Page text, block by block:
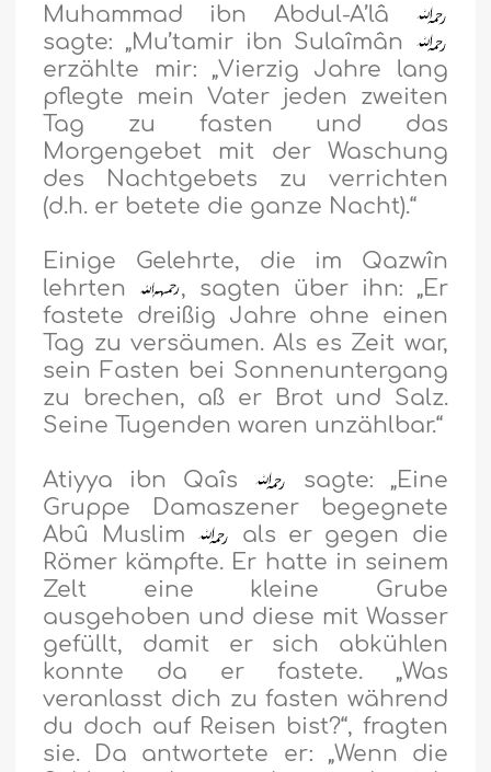
Muhammad ibn Abdul-A’lâ
sagte: „Mu’tamir ibn Sulaîmân
erzählte mir: „Vierzig Jahre lang
pflegte mein Vater jeden zweiten
Tag zu fasten und das
Morgengebet mit der Waschung
des Nachtgebets zu verrichten
(d.h. er betete die ganze Nacht).“
Einige Gelehrte, die im Qazwîn
lehrten
, sagten über ihn: „Er
fastete dreißig Jahre ohne einen
Tag zu versäumen. Als es Zeit war,
sein Fasten bei Sonnenuntergang
zu brechen, aß er Brot und Salz.
Seine Tugenden waren unzählbar.“
Atiyya ibn Qaîs
sagte: „Eine
Gruppe Damaszener begegnete
Abû Muslim
als er gegen die
Römer kämpfte. Er hatte in seinem
Zelt eine kleine Grube
ausgehoben und diese mit Wasser
gefüllt, damit er sich abkühlen
konnte da er fastete. „Was
veranlasst dich zu fasten während
du doch auf Reisen bist?“, fragten
sie. Da antwortete er: „Wenn die